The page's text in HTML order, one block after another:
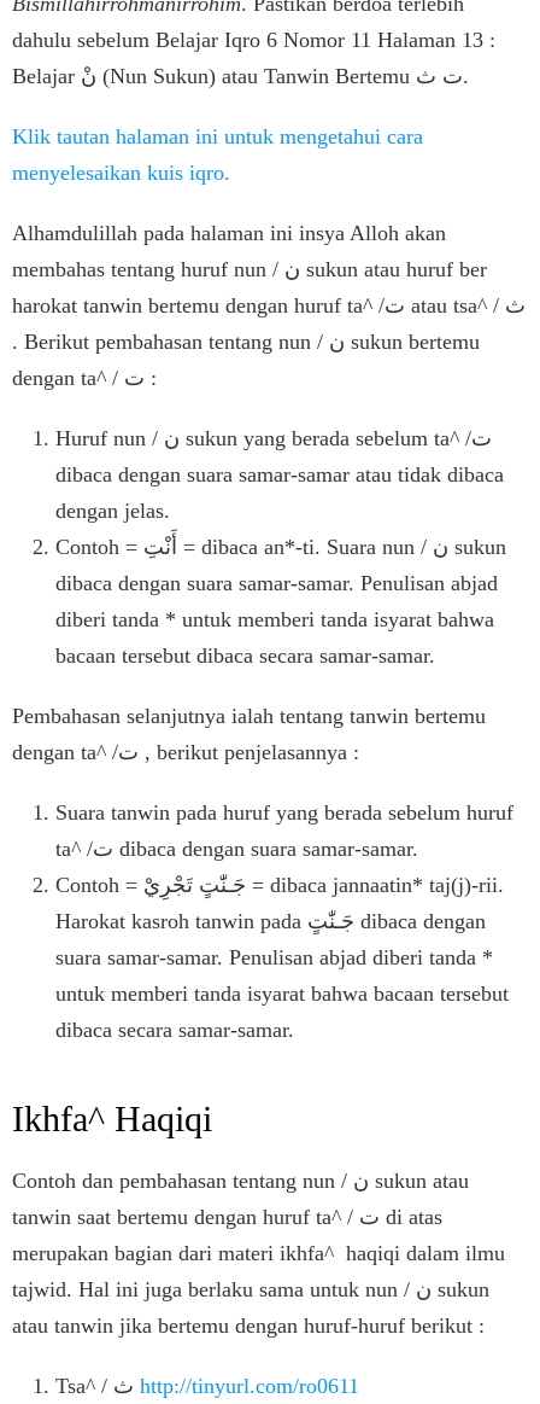
dahulu sebelum Belajar Iqro 6 Nomor 11 Halaman 13 :
Belajar نْ (Nun Sukun) atau Tanwin Bertemu ت ث.
Klik tautan halaman ini untuk mengetahui cara
menyelesaikan kuis iqro.
Alhamdulillah pada halaman ini insya Alloh akan
membahas tentang huruf nun / ن sukun atau huruf ber
harokat tanwin bertemu dengan huruf ta^ /ت atau tsa^ / ث
. Berikut pembahasan tentang nun / ن sukun bertemu
dengan ta^ / ت :
Huruf nun / ن sukun yang berada sebelum ta^ /ت
dibaca dengan suara samar-samar atau tidak dibaca
dengan jelas.
Contoh = أَنْتِ = dibaca an*-ti. Suara nun / ن sukun
dibaca dengan suara samar-samar. Penulisan abjad
diberi tanda * untuk memberi tanda isyarat bahwa
bacaan tersebut dibaca secara samar-samar.
Pembahasan selanjutnya ialah tentang tanwin bertemu
dengan ta^ /ت , berikut penjelasannya :
Suara tanwin pada huruf yang berada sebelum huruf
ta^ /ت dibaca dengan suara samar-samar.
Contoh = جَـنّٰتٍ تَجْرِيْ = dibaca jannaatin* taj(j)-rii.
Harokat kasroh tanwin pada جَـنّٰتٍ dibaca dengan
suara samar-samar. Penulisan abjad diberi tanda *
untuk memberi tanda isyarat bahwa bacaan tersebut
dibaca secara samar-samar.
Ikhfa^ Haqiqi
Contoh dan pembahasan tentang nun / ن sukun atau
tanwin saat bertemu dengan huruf ta^ / ت di atas
merupakan bagian dari materi ikhfa^ haqiqi dalam ilmu
tajwid. Hal ini juga berlaku sama untuk nun / ن sukun
atau tanwin jika bertemu dengan huruf-huruf berikut :
http://tinyurl.com/ro0611